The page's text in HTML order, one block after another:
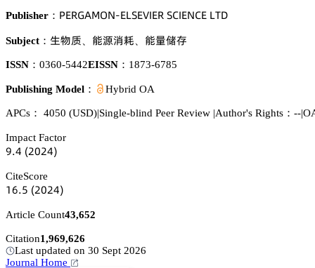
Publisher： 鵝乊葤佥嵻胦鵣沟-乊欄偌乊妯喊乊葤 偌。喊乊沟。乊 欄穫枀
Subject： 璗醑魉 㮝㡤螴鏕 㮝䪆䟊饪
ISSN： 0360-5442EISSN： 1873-6785
Publishing Model： Hybrid OA
APCs： 4050 (USD)|Single-blind Peer Review |Author's Rights：--|
Impact Factor
䟕.鋺 (缗蔡缗鋺)
CiteScore
声炆.逦 (缗蔡缗鋺)
Article Count43,652
Citation1,969,626
Last updated on 30 Sept 2026
Journal Home